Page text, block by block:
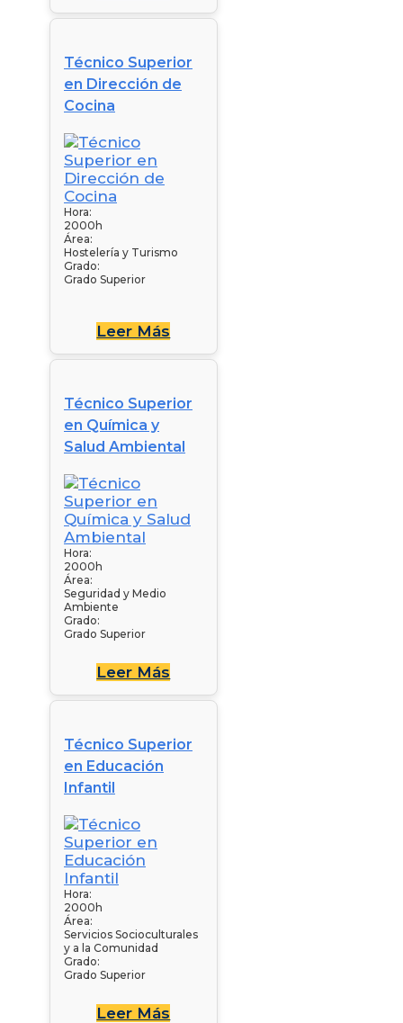
Técnico Superior
en Dirección de
Cocina
Hora:
2000h
Área:
Hostelería y Turismo
Grado:
Grado Superior
Leer Más
Técnico Superior
en Química y
Salud Ambiental
Hora:
2000h
Área:
Seguridad y Medio
Ambiente
Grado:
Grado Superior
Leer Más
Técnico Superior
en Educación
Infantil
Hora:
2000h
Área:
Servicios Socioculturales
y a la Comunidad
Grado:
Grado Superior
Leer Más